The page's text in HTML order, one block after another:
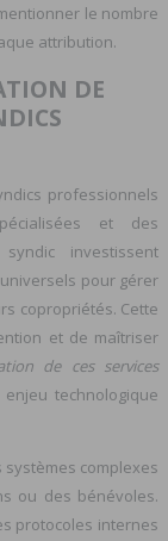
le nombre
attribution.
DE
professionnels
et des
investissent
pour gérer
copropriétés. Cette
et de maîtriser
de ces services
technologique
systèmes complexes
ou des bénévoles.
protocoles internes